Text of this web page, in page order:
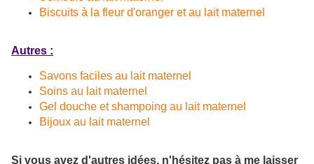
Biscuits à la fleur d'oranger et au lait maternel
Autres :
Savons faciles au lait maternel
Soins au lait maternel
Gel douche et shampoing au lait maternel
Bijoux au lait maternel
Si vous avez d'autres idées, n'hésitez pas à me laisser